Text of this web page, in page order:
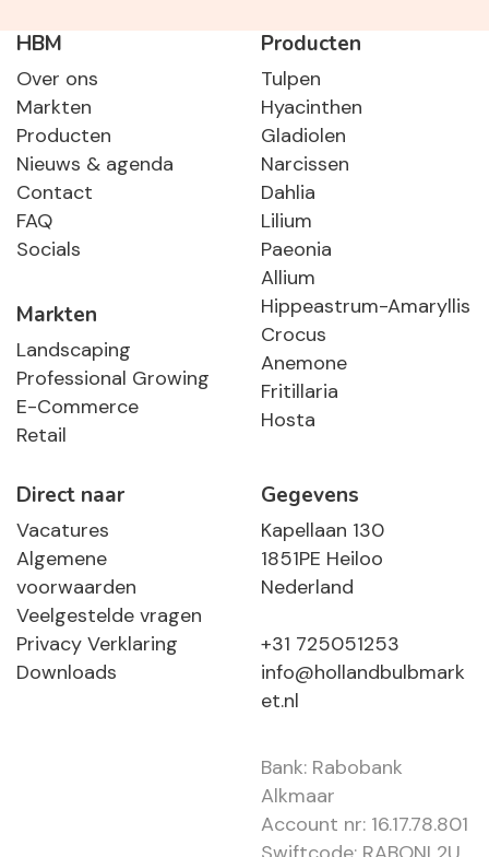
HBM
Over ons
Markten
Producten
Nieuws & agenda
Contact
FAQ
Socials
Markten
Landscaping
Professional Growing
E-Commerce
Retail
Producten
Tulpen
Hyacinthen
Gladiolen
Narcissen
Dahlia
Lilium
Paeonia
Allium
Hippeastrum-Amaryllis
Crocus
Anemone
Fritillaria
Hosta
Direct naar
Vacatures
Algemene
voorwaarden
Veelgestelde vragen
Privacy Verklaring
Downloads
Gegevens
Kapellaan 130
1851PE Heiloo
Nederland
+31 725051253
info@hollandbulbmark
et.nl
Bank: Rabobank
Alkmaar
Account nr: 16.17.78.801